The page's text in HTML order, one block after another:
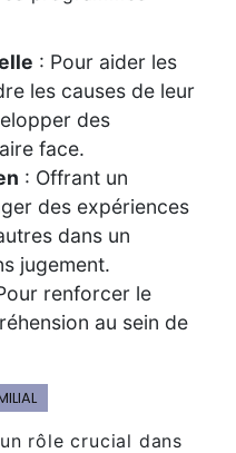
: Pour aider les
les causes de leur
des
face.
: Offrant un
des expériences
dans un
jugement.
renforcer le
au sein de
rôle crucial dans